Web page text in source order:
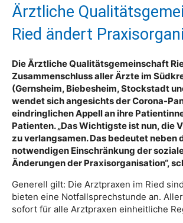
Ärztliche
Ried ändert
Die Ärztliche Qualitätsgemeinschaft
Zusammenschluss aller Ärzte im
(Gernsheim, Biebesheim, Stockstadt
wendet sich angesichts der Corona-
eindringlichen Appell an ihre
Patienten. „Das Wichtigste ist nun, die
zu verlangsamen. Das bedeutet neben
notwendigen Einschränkung der
Änderungen der Praxisorganisation“,
Generell gilt: Die Arztpraxen im Ried
bieten eine Notfallsprechstunde an.
sofort für alle Arztpraxen einheitliche